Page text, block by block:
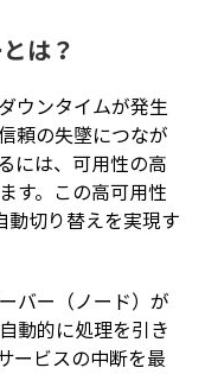
は？
ウンタイムが発生
頼の失墜につなが
には、可用性の高
す。この高可用性
動切り替えを実現す
バー（ノード）が
動的に処理を引き
ービスの中断を最